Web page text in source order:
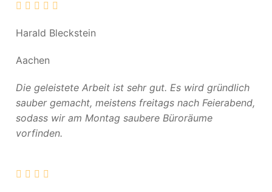
Harald Bleckstein
Aachen
Die geleistete Arbeit ist sehr gut. Es wird gründlich
sauber gemacht, meistens freitags nach Feierabend,
sodass wir am Montag saubere Büroräume
vorfinden.